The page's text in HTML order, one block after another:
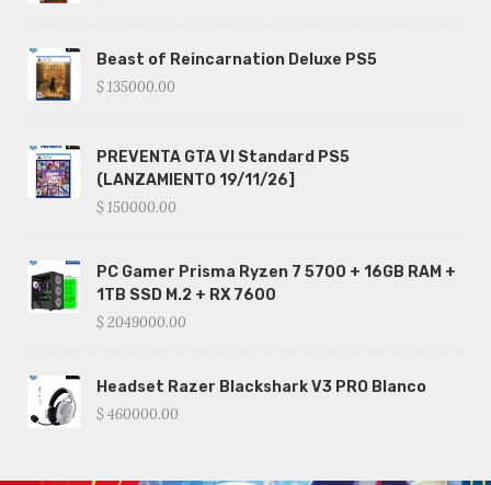
Beast of Reincarnation Deluxe PS5
$ 135000.00
PREVENTA GTA VI Standard PS5
(LANZAMIENTO 19/11/26]
$ 150000.00
PC Gamer Prisma Ryzen 7 5700 + 16GB RAM +
1TB SSD M.2 + RX 7600
$ 2049000.00
Headset Razer Blackshark V3 PRO Blanco
$ 460000.00